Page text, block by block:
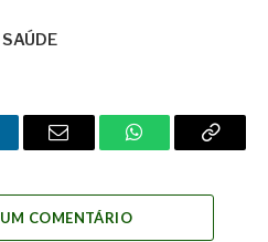
Email WhatsAppCopy
COMENTÁRIO